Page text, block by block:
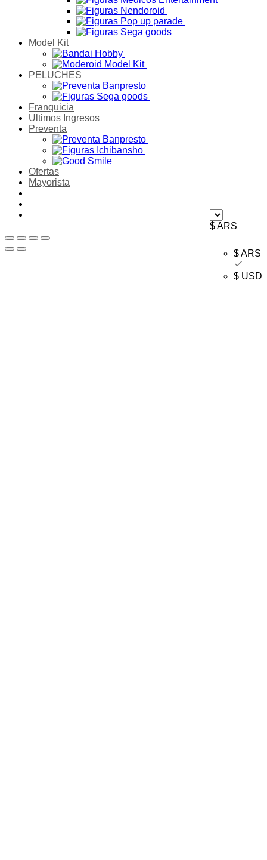
Model Kit
PELUCHES
Franquicia
Ultimos Ingresos
Preventa
Ofertas
Mayorista
$ ARS
$ ARS
$ USD